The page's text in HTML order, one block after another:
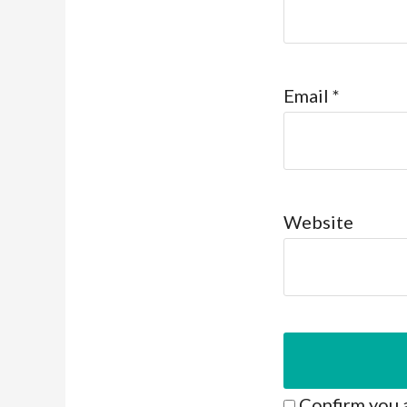
Email *
Website